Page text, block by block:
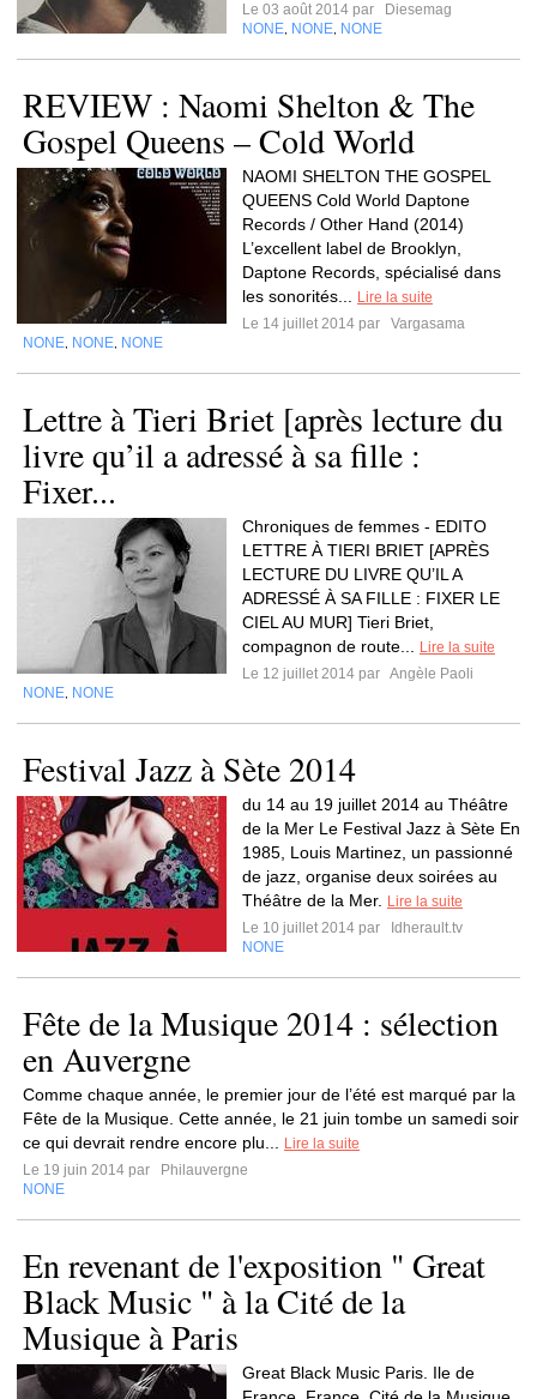
Le 03 août 2014 par
Diesemag
NONE NONE NONE
REVIEW : Naomi Shelton & The
Gospel Queens – Cold World
NAOMI SHELTON THE GOSPEL
QUEENS Cold World Daptone
Records / Other Hand (2014)
L’excellent label de Brooklyn,
Daptone Records, spécialisé dans
les sonorités...
Lire la suite
Le 14 juillet 2014 par
Vargasama
NONE NONE NONE
Lettre à Tieri Briet [après lecture du
livre qu’il a adressé à sa fille :
Fixer...
Chroniques de femmes - EDITO
LETTRE À TIERI BRIET [APRÈS
LECTURE DU LIVRE QU’IL A
ADRESSÉ À SA FILLE : FIXER LE
CIEL AU MUR] Tieri Briet,
compagnon de route...
Lire la suite
Le 12 juillet 2014 par Angèle Paoli
NONE NONE
Festival Jazz à Sète 2014
du 14 au 19 juillet 2014 au Théâtre
de la Mer Le Festival Jazz à Sète En
1985, Louis Martinez, un passionné
de jazz, organise deux soirées au
Théâtre de la Mer.
Lire la suite
Le 10 juillet 2014 par
Idherault.tv
NONE
Fête de la Musique 2014 : sélection
en Auvergne
Comme chaque année, le premier jour de l’été est marqué par la
Fête de la Musique. Cette année, le 21 juin tombe un samedi soir
ce qui devrait rendre encore plu...
Lire la suite
Le 19 juin 2014 par
Philauvergne
NONE
En revenant de l'exposition " Great
Black Music " à la Cité de la
Musique à Paris
Great Black Music Paris. Ile de